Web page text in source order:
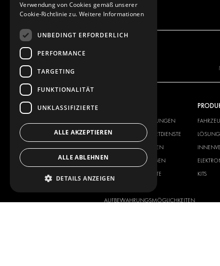
FAHRZEUGEINRICHTUNGEN
LÖSUNGEN FÜR PAKETDIENSTE
INNENVERKLEIDUNGEN
ELEKTRONIK-LÖSUNGEN
SICHERHEITSPRODUKTE
AUFBEWAHRUNGSMÖGLICHKEITEN
KITS
Verwendung von Cookies gemäß unserer
Cookie-Richtlinie zu. Weitere Informationen
UNBEDINGT ERFORDERLICH
PERFORMANCE
TARGETING
FUNKTIONALITÄT
UNKLASSIFIZIERTE
ALLE AKZEPTIEREN
ALLE ABLEHNEN
DETAILS ANZEIGEN